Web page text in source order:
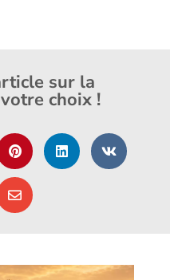
sur la
choix !
  
